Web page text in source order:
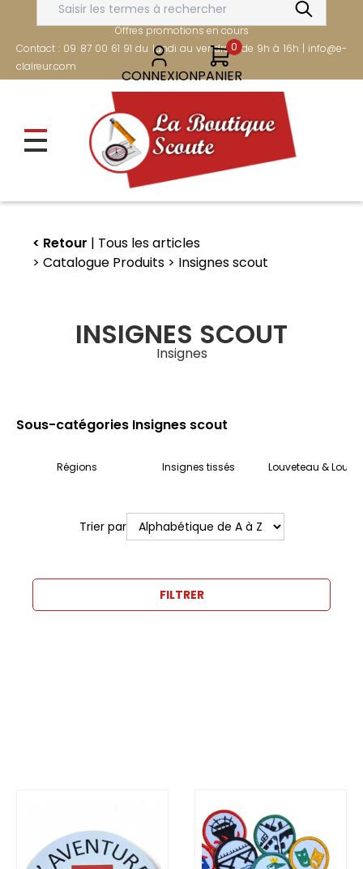
contenu
principal
FRAIS DE PORT OFFERTS DÈS 80€
Offres promotions en cours
Contact : 09 87 00 61 91 du lundi au vendredi de 9h à 16h | info@e-
claireur.com
CONNEXION
0
PANIER
Retour
Tous les articles
Catalogue Produits
Insignes scout
INSIGNES SCOUT
Insignes
Sous-catégories Insignes scout
Régions Insignes tissés Louveteau &
Trier par
FILTRER